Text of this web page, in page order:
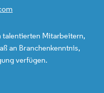
talentierten Mitarbeitern,
an Branchenkenntnis,
verfügen.